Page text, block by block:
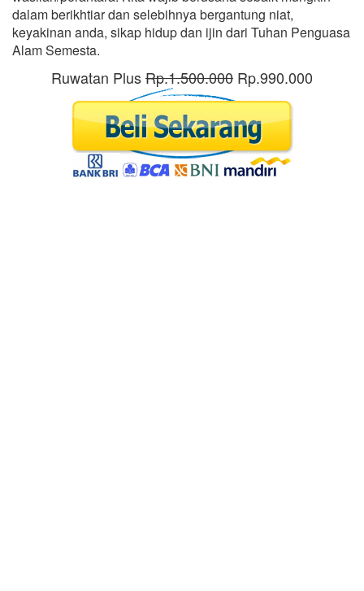
dalam berikhtiar dan selebihnya bergantung niat,
keyakinan anda, sikap hidup dan ijin dari Tuhan Penguasa
Alam Semesta.
Ruwatan PlusRp.1.500.000 Rp.990.000